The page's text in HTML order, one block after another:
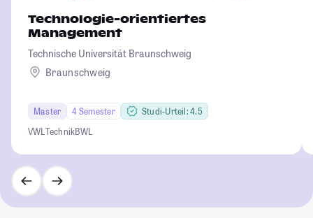
Technologie-orientiertes
Management
Technische Universität Braunschweig
Braunschweig
Master 4 Semester
Studi-Urteil: 4.5
VWLTechnikBWL